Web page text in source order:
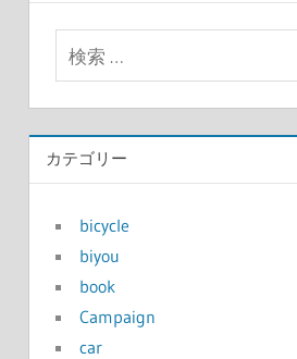
カテゴリー
bicycle
biyou
book
Campaign
car